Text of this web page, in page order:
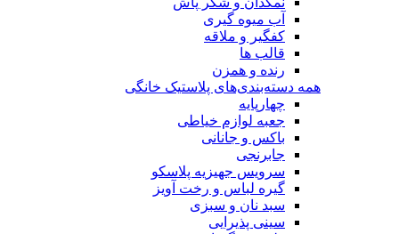
آب میوه گیری
کفگیر و ملاقه
قالب ها
رنده و همزن
همه دسته‌بندی‌های پلاستیک خانگی
چهارپایه
جعبه لوازم خیاطی
باکس و جانانی
جابرنجی
سرویس جهیزیه پلاسکو
گیره لباس و رخت آویز
سبد نان و سبزی
سینی پذیرایی